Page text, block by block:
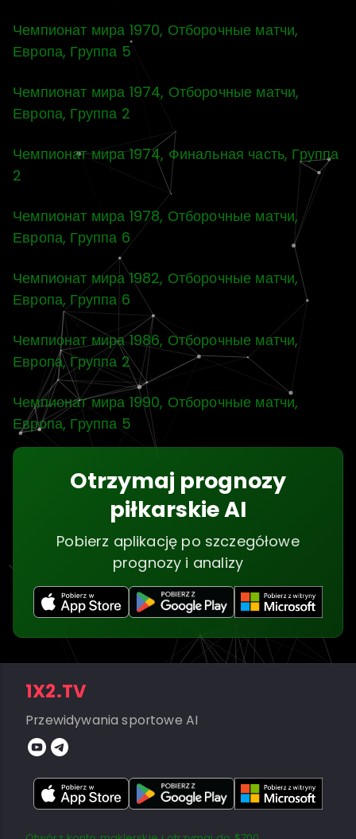
Чемпионат мира 1970, Отборочные матчи,
Европа, Группа 5
Чемпионат мира 1974, Отборочные матчи,
Европа, Группа 2
Чемпионат мира 1974, Финальная часть, Группа
2
Чемпионат мира 1978, Отборочные матчи,
Европа, Группа 6
Чемпионат мира 1982, Отборочные матчи,
Европа, Группа 6
Чемпионат мира 1986, Отборочные матчи,
Европа, Группа 2
Чемпионат мира 1990, Отборочные матчи,
Европа, Группа 5
Otrzymaj prognozy
piłkarskie AI
Pobierz aplikację po szczegółowe
prognozy i analizy
1X2.TV
Przewidywania sportowe AI